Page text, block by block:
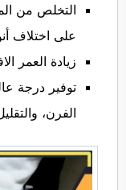
التخلص من
على اختلاف
زيادة العمر
توفير درجة
الفرن،